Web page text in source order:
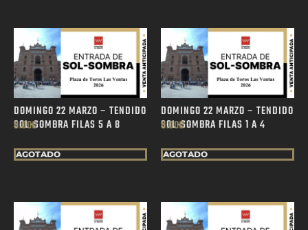
DOMINGO 22 MARZO – TENDIDO
SOL-SOMBRA FILAS 5 A 8
0.00€
AGOTADO
DOMINGO 22 MARZO – TENDIDO
SOL-SOMBRA FILAS 1 A 4
0.00€
AGOTADO